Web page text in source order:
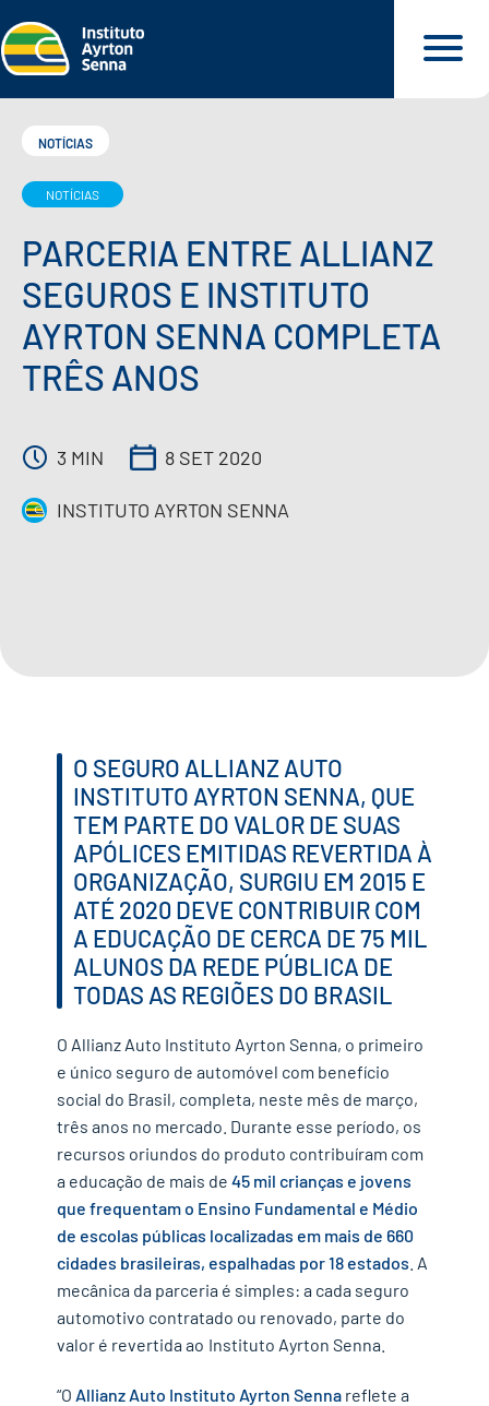
QUEM SOMOS
O QUE DEFENDEMOS
NOSSOS MATERIAIS
QUERO APOIAR
NOTÍCIAS
NOTÍCIAS
PARCERIA ENTRE ALLIANZ
SEGUROS E INSTITUTO
AYRTON SENNA COMPLETA
TRÊS ANOS
3 MIN 8 SET 2020
INSTITUTO AYRTON SENNA
O SEGURO ALLIANZ AUTO
INSTITUTO AYRTON SENNA, QUE
TEM PARTE DO VALOR DE SUAS
APÓLICES EMITIDAS REVERTIDA À
ORGANIZAÇÃO, SURGIU EM 2015 E
ATÉ 2020 DEVE CONTRIBUIR COM
A EDUCAÇÃO DE CERCA DE 75 MIL
ALUNOS DA REDE PÚBLICA DE
TODAS AS REGIÕES DO BRASIL
O Allianz Auto Instituto Ayrton Senna, o primeiro
e único seguro de automóvel com benefício
social do Brasil, completa, neste mês de março,
três anos no mercado. Durante esse período, os
recursos oriundos do produto contribuíram com
a educação de mais de 45 mil crianças e jovens
que frequentam o Ensino Fundamental e Médio
de escolas públicas localizadas em mais de 660
cidades brasileiras, espalhadas por 18 estados . A
mecânica da parceria é simples: a cada seguro
automotivo contratado ou renovado, parte do
valor é revertida ao Instituto Ayrton Senna.
“O Allianz Auto Instituto Ayrton Senna reflete a